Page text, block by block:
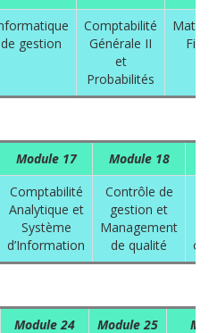
de gestion
Comptabilité
Générale II
et
Probabilités
Module 17 Module 18
Comptabilité
Analytique et
Système
d’Information
Contrôle de
gestion et
Management
de qualité
Module 24 Module 25